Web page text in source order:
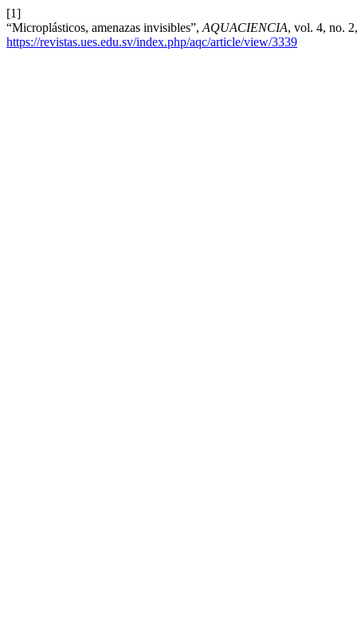
[1]
“Microplásticos, amenazas invisibles”, AQUACIENCIA, vol. 4, no.
https://revistas.ues.edu.sv/index.php/aqc/article/view/3339